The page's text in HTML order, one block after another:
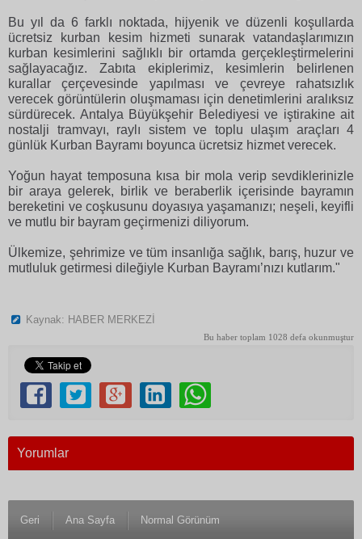
Bu yıl da 6 farklı noktada, hijyenik ve düzenli koşullarda
ücretsiz kurban kesim hizmeti sunarak vatandaşlarımızın
kurban kesimlerini sağlıklı bir ortamda gerçekleştirmelerini
sağlayacağız. Zabıta ekiplerimiz, kesimlerin belirlenen
kurallar çerçevesinde yapılması ve çevreye rahatsızlık
verecek görüntülerin oluşmaması için denetimlerini aralıksız
sürdürecek. Antalya Büyükşehir Belediyesi ve iştirakine ait
nostalji tramvayı, raylı sistem ve toplu ulaşım araçları 4
günlük Kurban Bayramı boyunca ücretsiz hizmet verecek.
Yoğun hayat temposuna kısa bir mola verip sevdiklerinizle
bir araya gelerek, birlik ve beraberlik içerisinde bayramın
bereketini ve coşkusunu doyasıya yaşamanızı; neşeli, keyifli
ve mutlu bir bayram geçirmenizi diliyorum.
Ülkemize, şehrimize ve tüm insanlığa sağlık, barış, huzur ve
mutluluk getirmesi dileğiyle Kurban Bayramı’nızı kutlarım."
Kaynak: HABER MERKEZİ
Bu haber toplam 1028 defa okunmuştur
Yorumlar
Geri Ana Sayfa Normal Görünüm